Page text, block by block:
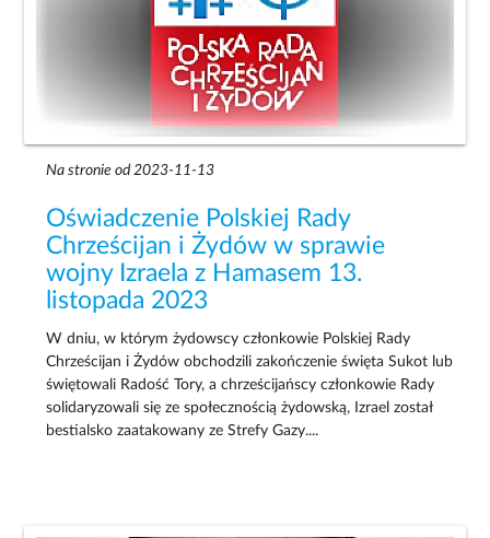
Na stronie od 2023-11-13
Oświadczenie Polskiej Rady
Chrześcijan i Żydów w sprawie
wojny Izraela z Hamasem 13.
listopada 2023
W dniu, w którym żydowscy członkowie Polskiej Rady
Chrześcijan i Żydów obchodzili zakończenie święta Sukot lub
świętowali Radość Tory, a chrześcijańscy członkowie Rady
solidaryzowali się ze społecznością żydowską, Izrael został
bestialsko zaatakowany ze Strefy Gazy....